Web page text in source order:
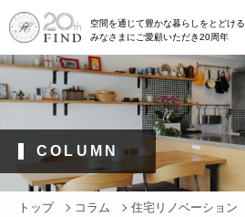
空間を通じて豊かな暮らしをとどける
みなさまにご愛顧いただき20周年
COLUMN
トップ コラム
住宅リノベーション